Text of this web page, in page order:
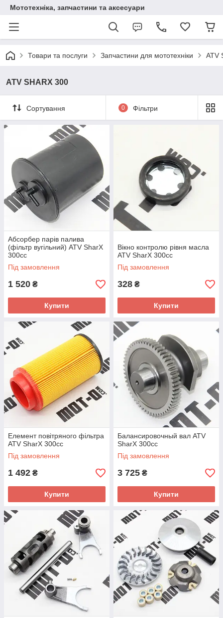
Мототехніка, запчастини та аксесуари
Товари та послуги Запчастини для мототехніки ATV
ATV SHARX 300
Сортування 0 Фільтри
Абсорбер парів палива
(фільтр вугільний) ATV SharX
300сс
Під замовлення
1 520 ₴
Купити
Вікно контролю рівня масла
ATV SharX 300сс
Під замовлення
328 ₴
Купити
Елемент повітряного фільтра
ATV SharX 300сс
Під замовлення
1 492 ₴
Купити
Балансировочный вал ATV
SharX 300сс
Під замовлення
3 725 ₴
Купити